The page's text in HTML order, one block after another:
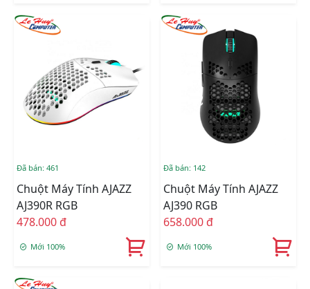
Đã bán: 461
Chuột Máy Tính AJAZZ
AJ390R RGB
478.000 đ
Mới 100%
Đã bán: 142
Chuột Máy Tính AJAZZ
AJ390 RGB
658.000 đ
Mới 100%